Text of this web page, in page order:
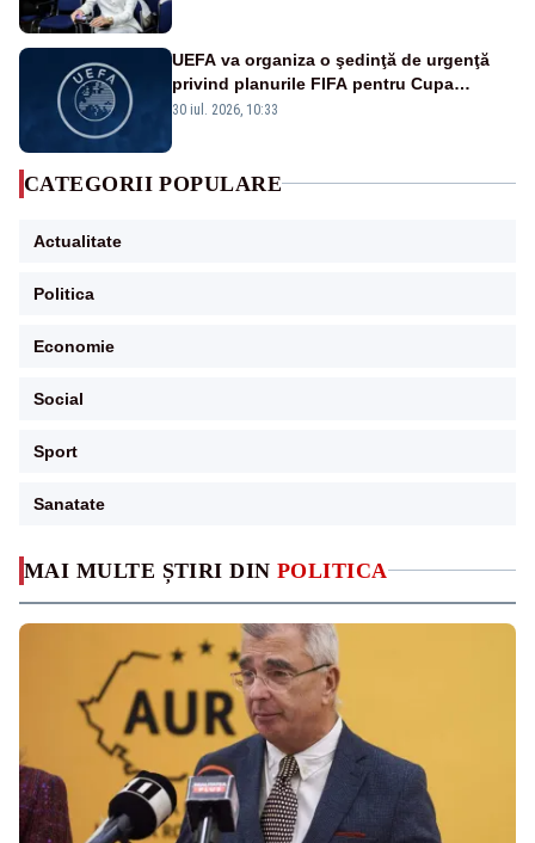
MAI MULTE ȘTIRI DIN POLITICA
UEFA va organiza o şedinţă de urgenţă
privind planurile FIFA pentru Cupa
Mondială
30 iul. 2026, 10:33
CATEGORII POPULARE
Actualitate
Politica
Economie
Social
Sport
Sanatate